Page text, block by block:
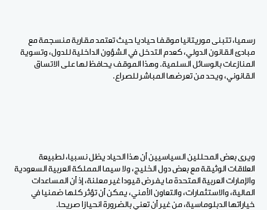
رسميا، تتبنى موريتانيا موقفا حياديا حيث تعتمد مقاربة منسجمة مع
مبادئ القانون الدولي، كعدم التدخل في الشؤون الداخلية للدول، وتسوية
المنازعات بالوسائل السلمية. وهذا الموقف يحافظ لها على الاتساق
القانوني، ويحد من تعرضها المباشر للصراع.
ويرى بعض المحللين السياسيين أن هذا الحياد يظل نسبيا، لطبيعة
العلاقات الوثيقة مع بعض دول الخليج، ولا سيما المملكة العربية السعودية
والإمارات العربية المتحدة ما يفرض قيودا غير معلنة، إذ أن المساعدات
المالية، والاستثمارات، والتعاون الأمني، يمكن أن تؤثر كلها ضمنيا في
خياراتها الدبلوماسية، من غير أن تعني بالضرورة انحيازا صريحا.